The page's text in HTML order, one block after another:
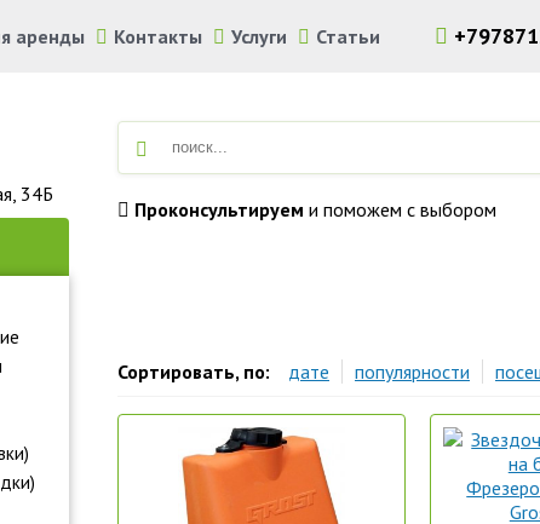
аренды Контакты Услуги Статьи
34Б
Проконсультируем и поможем с выбором
Сортировать, по: дате популярности